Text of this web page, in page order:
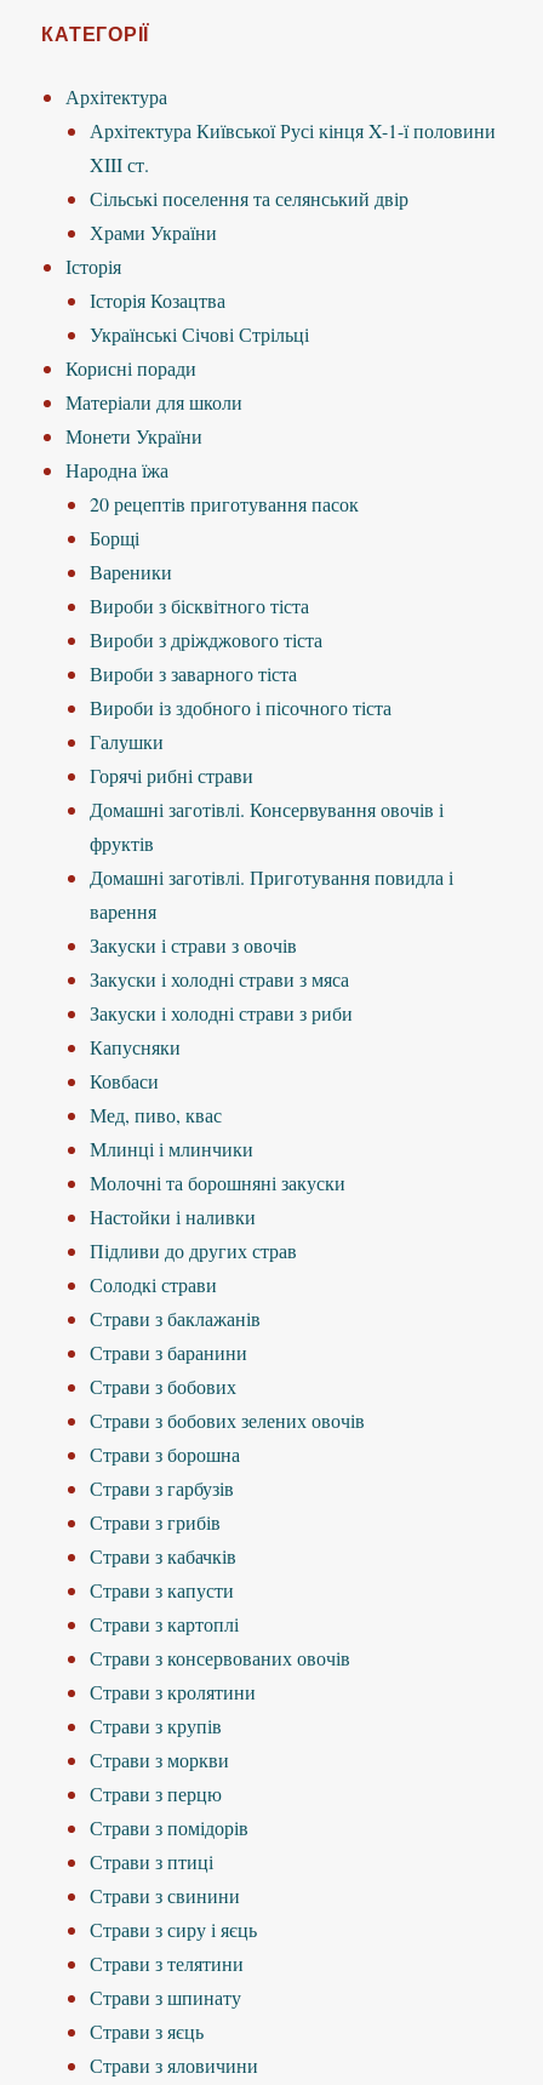
КАТЕГОРІЇ
Архітектура
Архітектура Київської Русі кінця X-1-ї половини
XIII ст.
Сільські поселення та селянський двір
Храми України
Історія
Історія Козацтва
Українські Січові Стрільці
Корисні поради
Матеріали для школи
Монети України
Народна їжа
20 рецептів приготування пасок
Борщі
Вареники
Вироби з бісквітного тіста
Вироби з дріжджового тіста
Вироби з заварного тіста
Вироби із здобного і пісочного тіста
Галушки
Горячі рибні страви
Домашні заготівлі. Консервування овочів і
фруктів
Домашні заготівлі. Приготування повидла і
варення
Закуски і страви з овочів
Закуски і холодні страви з мяса
Закуски і холодні страви з риби
Капусняки
Ковбаси
Мед, пиво, квас
Млинці і млинчики
Молочні та борошняні закуски
Настойки і наливки
Підливи до других страв
Солодкі страви
Страви з баклажанів
Страви з баранини
Страви з бобових
Страви з бобових зелених овочів
Страви з борошна
Страви з гарбузів
Страви з грибів
Страви з кабачків
Страви з капусти
Страви з картоплі
Страви з консервованих овочів
Страви з кролятини
Страви з крупів
Страви з моркви
Страви з перцю
Страви з помідорів
Страви з птиці
Страви з свинини
Страви з сиру і яєць
Страви з телятини
Страви з шпинату
Страви з яєць
Страви з яловичини